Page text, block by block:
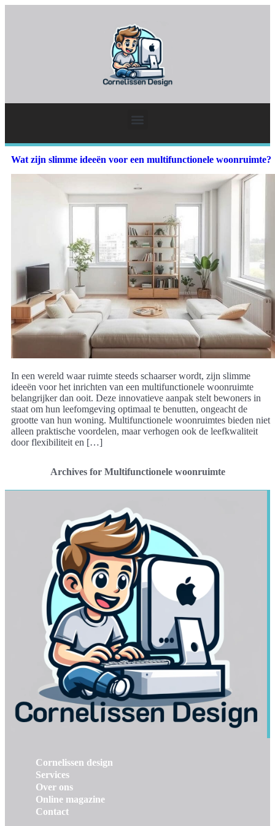
Wat zijn slimme ideeën voor een multifunctionele woonruimte?
In een wereld waar ruimte steeds schaarser wordt, zijn slimme
ideeën voor het inrichten van een multifunctionele woonruimte
belangrijker dan ooit. Deze innovatieve aanpak stelt bewoners in
staat om hun leefomgeving optimaal te benutten, ongeacht de
grootte van hun woning. Multifunctionele woonruimtes bieden niet
alleen praktische voordelen, maar verhogen ook de leefkwaliteit
door flexibiliteit en […]
Archives for Multifunctionele woonruimte
Cornelissen design
Services
Over ons
Online magazine
Contact